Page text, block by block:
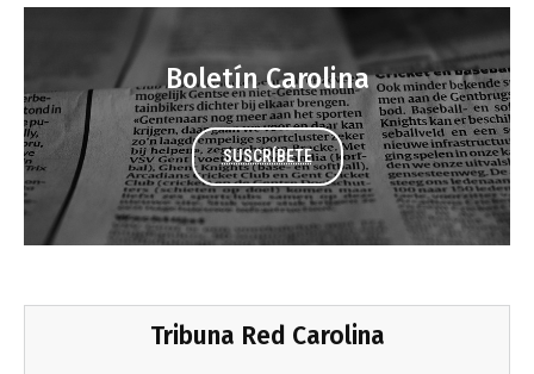
Boletín Carolina
SUSCRÍBETE
Tribuna Red Carolina